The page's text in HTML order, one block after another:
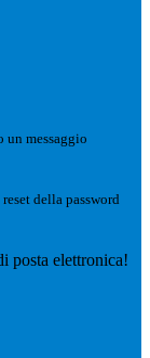
un messaggio
della password
posta elettronica!